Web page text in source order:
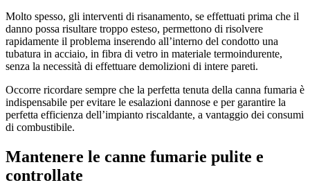
Molto spesso, gli interventi di risanamento, se effettuati prima che il
danno possa risultare troppo esteso, permettono di risolvere
rapidamente il problema inserendo all’interno del condotto una
tubatura in acciaio, in fibra di vetro in materiale termoindurente,
senza la necessità di effettuare demolizioni di intere pareti.
Occorre ricordare sempre che la perfetta tenuta della canna fumaria è
indispensabile per evitare le esalazioni dannose e per garantire la
perfetta efficienza dell’impianto riscaldante, a vantaggio dei consumi
di combustibile.
Mantenere le canne fumarie pulite e
controllate